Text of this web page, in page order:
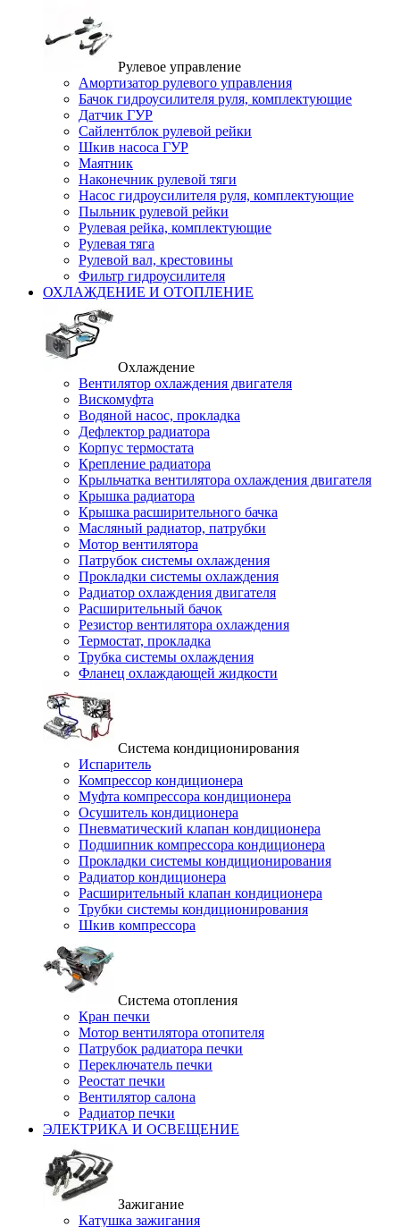
Рулевое управление
Амортизатор рулевого управления
Бачок гидроусилителя руля, комплектующие
Датчик ГУР
Сайлентблок рулевой рейки
Шкив насоса ГУР
Маятник
Наконечник рулевой тяги
Насос гидроусилителя руля, комплектующие
Пыльник рулевой рейки
Рулевая рейка, комплектующие
Рулевая тяга
Рулевой вал, крестовины
Фильтр гидроусилителя
ОХЛАЖДЕНИЕ И ОТОПЛЕНИЕ
Охлаждение
Вентилятор охлаждения двигателя
Вискомуфта
Водяной насос, прокладка
Дефлектор радиатора
Корпус термостата
Крепление радиатора
Крыльчатка вентилятора охлаждения двигателя
Крышка радиатора
Крышка расширительного бачка
Масляный радиатор, патрубки
Мотор вентилятора
Патрубок системы охлаждения
Прокладки системы охлаждения
Радиатор охлаждения двигателя
Расширительный бачок
Резистор вентилятора охлаждения
Термостат, прокладка
Трубка системы охлаждения
Фланец охлаждающей жидкости
Система кондиционирования
Испаритель
Компрессор кондиционера
Муфта компрессора кондиционера
Осушитель кондиционера
Пневматический клапан кондиционера
Подшипник компрессора кондиционера
Прокладки системы кондиционирования
Радиатор кондиционера
Расширительный клапан кондиционера
Трубки системы кондиционирования
Шкив компрессора
Система отопления
Кран печки
Мотор вентилятора отопителя
Патрубок радиатора печки
Переключатель печки
Реостат печки
Вентилятор салона
Радиатор печки
ЭЛЕКТРИКА И ОСВЕЩЕНИЕ
Зажигание
Катушка зажигания